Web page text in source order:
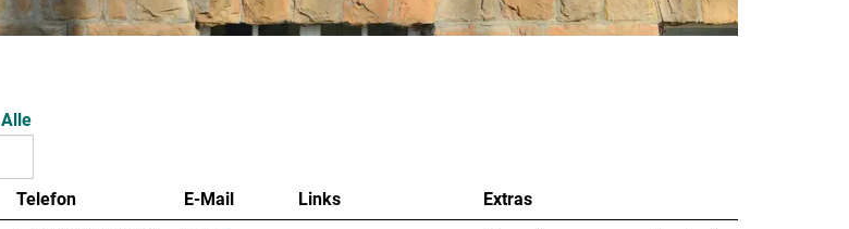
Alle
Telefon E-Mail Links
Extras